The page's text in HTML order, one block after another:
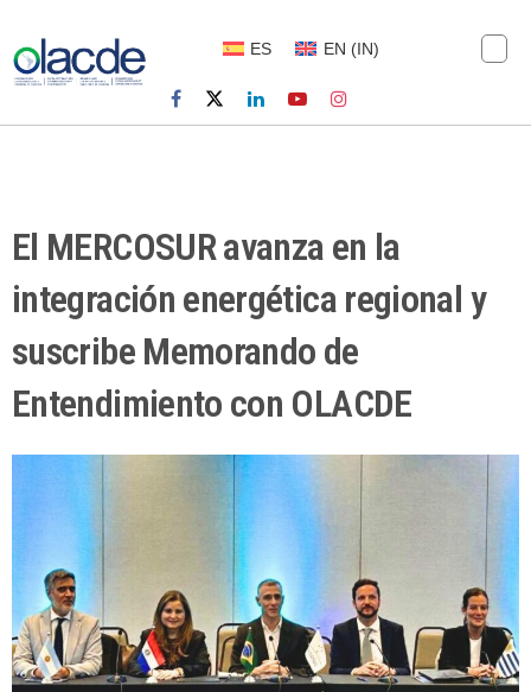
ES EN (IN)
El MERCOSUR avanza en la
integración energética regional y
suscribe Memorando de
Entendimiento con OLACDE